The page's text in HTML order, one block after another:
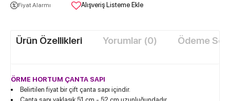
Fiyat Alarmı Alışveriş Listeme Ekle
Ürün Özellikleri Yorumlar (0) Ödeme
ÖRME HORTUM ÇANTA SAPI
Belirtilen fiyat bir çift çanta sapı içindir.